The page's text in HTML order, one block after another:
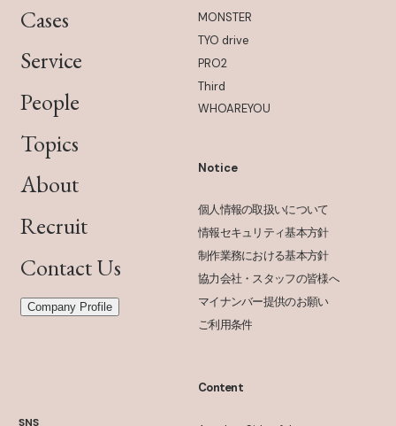
Cases
Service
People
Topics
About
Recruit
Contact Us
Company Profile
MONSTER
TYO drive
PRO2
Third
WHOAREYOU
SNS
Notice
個人情報の取扱いについて
情報セキュリティ基本方針
制作業務における基本方針
協力会社・スタッフの皆様へ
マイナンバー提供のお願い
ご利用条件
Content